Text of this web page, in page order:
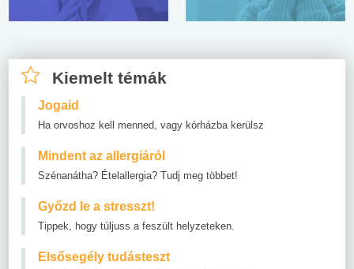
Kiemelt témák
Jogaid
Ha orvoshoz kell menned, vagy kórházba kerülsz
Mindent az allergiáról
Szénanátha? Ételallergia? Tudj meg többet!
Győzd le a stresszt!
Tippek, hogy túljuss a feszült helyzeteken.
Elsősegély tudásteszt